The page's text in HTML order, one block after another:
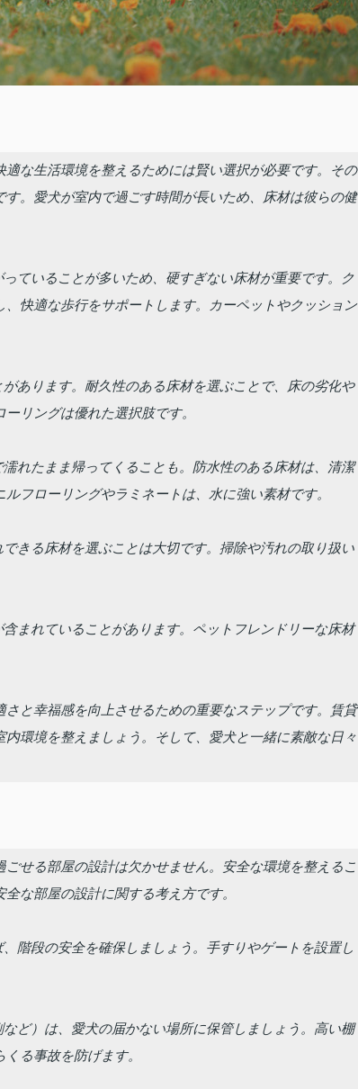
な生活環境を整えるためには賢い選択が必要です。その
。愛犬が室内で過ごす時間が長いため、床材は彼らの健
ていることが多いため、硬すぎない床材が重要です。ク
快適な歩行をサポートします。カーペットやクッション
あります。耐久性のある床材を選ぶことで、床の劣化や
リングは優れた選択肢です。
れたまま帰ってくることも。防水性のある床材は、清潔
フローリングやラミネートは、水に強い素材です。
きる床材を選ぶことは大切です。掃除や汚れの取り扱い
まれていることがあります。ペットフレンドリーな床材
と幸福感を向上させるための重要なステップです。賃貸
環境を整えましょう。そして、愛犬と一緒に素敵な日々
せる部屋の設計は欠かせません。安全な環境を整えるこ
な部屋の設計に関する考え方です。
階段の安全を確保しましょう。手すりやゲートを設置し
ど）は、愛犬の届かない場所に保管しましょう。高い棚
る事故を防げます。